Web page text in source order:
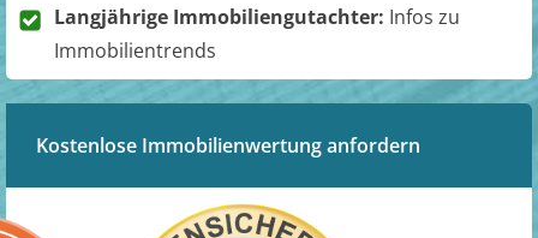
Langjährige Immobiliengutachter: Infos zu
Immobilientrends
Kostenlose Immobilienwertung anfordern